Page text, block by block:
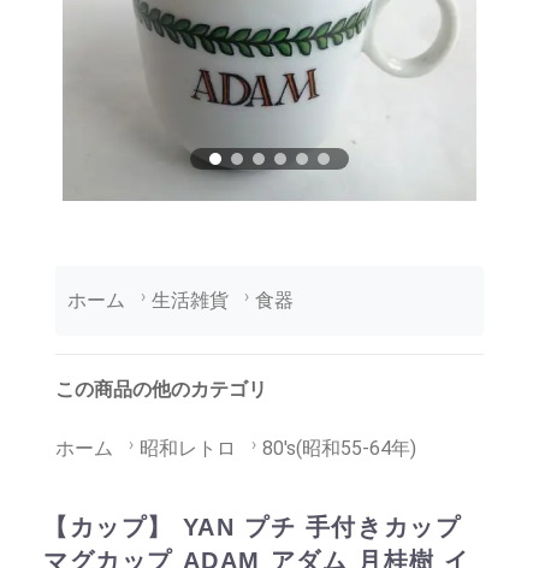
ホーム 生活雑貨 食器
この商品の他のカテゴリ
ホーム 昭和レトロ 80's(昭和55-64年)
【カップ】 YAN プチ 手付きカップ
マグカップ ADAM アダム 月桂樹 イ